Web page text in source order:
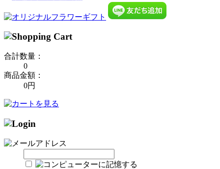
合計数量：
0
商品金額：
0円